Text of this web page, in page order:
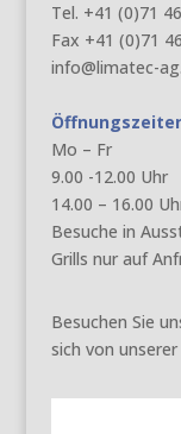
Tel. +41 (0)71
Fax +41 (0)71
info@limatec-
Mo – Fr
9.00 -12.00 Uhr
14.00 – 16.00
Besuche in
Grills nur auf
Besuchen Sie
sich von